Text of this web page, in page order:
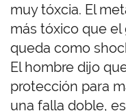
muy tóxcia. El
más tóxico que
queda como
El hombre dijo
protección para
una falla doble,